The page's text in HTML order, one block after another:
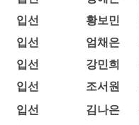
입선
황보민
입선
엄채은
입선
강민희
입선
조서원
입선
김나은